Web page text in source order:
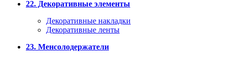
22. Декоративные элементы
Декоративные накладки
Декоративные ленты
23. Менсолодержатели